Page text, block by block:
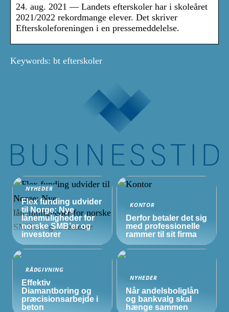
24. aug. 2021 — Landets efterskoler har i skoleåret
2021/2022 rekordmange elever. Det skriver
Efterskoleforeningen i en pressemeddelelse.
Keywords: bt efterskoler
NYHEDER
Flex funding udvider
til Norge: Nye
lånemuligheder for
norskeSMB’erog
investorer
KONTOR
Derfor betaler det sig
med professionelle
rammer til sit firma
RÅDGIVNING
Effektiv
Diamantboring og
præcisionsarbejde i
beton
NYHEDER
Når andelsboliglån
og bankvalg skal
hænge sammen